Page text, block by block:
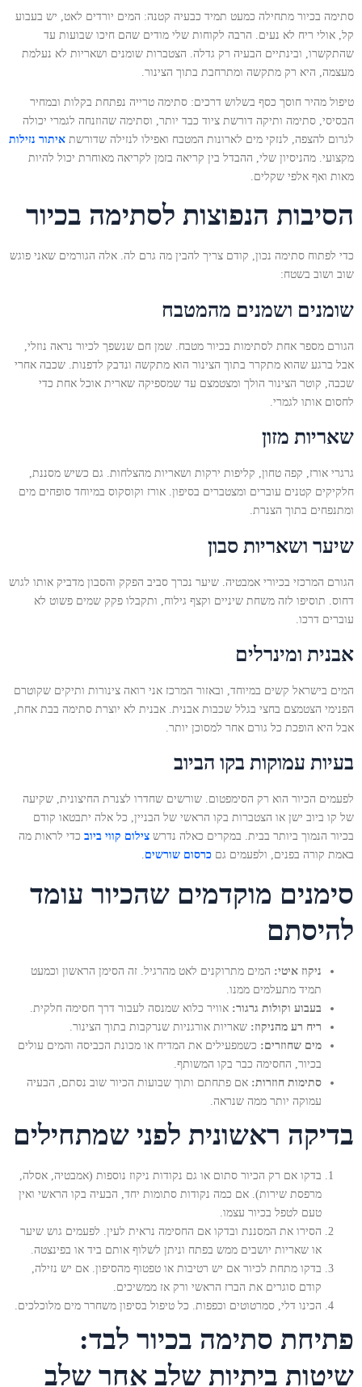
סתימה בכיור מתחילה כמעט תמיד כבעיה קטנה: המים יורדים לאט, יש בעבוע
קל, אולי ריח לא נעים. הרבה לקוחות שלי מודים שהם חיכו שבועות עד
שהתקשרו, ובינתיים הבעיה רק גדלה. הצטברות שומנים ושאריות לא נעלמת
מעצמה, היא רק מתקשה ומתרחבת בתוך הצינור.
טיפול מהיר חוסך כסף בשלוש דרכים: סתימה טרייה נפתחת בקלות ובמחיר
הבסיסי, סתימה ותיקה דורשת ציוד כבד יותר, וסתימה שהוזנחה לגמרי יכולה
לגרום להצפה, לנזקי מים לארונות המטבח ואפילו לנזילה שדורשת איתור נזילות
מקצועי. מהניסיון שלי, ההבדל בין קריאה בזמן לקריאה מאוחרת יכול להיות
מאות ואף אלפי שקלים.
הסיבות הנפוצות לסתימה בכיור
כדי לפתוח סתימה נכון, קודם צריך להבין מה גרם לה. אלה הגורמים שאני פוגש
שוב ושוב בשטח:
שומנים ושמנים מהמטבח
הגורם מספר אחת לסתימות בכיור מטבח. שמן חם שנשפך לכיור נראה נוזלי,
אבל ברגע שהוא מתקרר בתוך הצינור הוא מתקשה ונדבק לדפנות. שכבה אחרי
שכבה, קוטר הצינור הולך ומצטמצם עד שמספיקה שארית אוכל אחת כדי
לחסום אותו לגמרי.
שאריות מזון
גרגרי אורז, קפה טחון, קליפות ירקות ושאריות מהצלחות. גם כשיש מסננת,
חלקיקים קטנים עוברים ומצטברים בסיפון. אורז וקוסקוס במיוחד סופחים מים
ומתנפחים בתוך הצנרת.
שיער ושאריות סבון
הגורם המרכזי בכיורי אמבטיה. שיער נכרך סביב הפקק והסבון מדביק אותו לגוש
דחוס. תוסיפו לזה משחת שיניים וקצף גילוח, ותקבלו פקק שמים פשוט לא
עוברים דרכו.
אבנית ומינרלים
המים בישראל קשים במיוחד, ובאזור המרכז אני רואה צינורות ותיקים שקוטרם
הפנימי הצטמצם בחצי בגלל שכבות אבנית. אבנית לא יוצרת סתימה בבת אחת,
אבל היא הופכת כל גורם אחר למסוכן יותר.
בעיות עמוקות בקו הביוב
לפעמים הכיור הוא רק הסימפטום. שורשים שחדרו לצנרת החיצונית, שקיעה
של קו ביוב ישן או הצטברות בקו הראשי של הבניין, כל אלה יתבטאו קודם
בכיור הנמוך ביותר בבית. במקרים כאלה נדרש צילום קווי ביוב כדי לראות מה
באמת קורה בפנים, ולפעמים גם כרסום שורשים.
סימנים מוקדמים שהכיור עומד
להיסתם
ניקוז איטי: המים מתרוקנים לאט מהרגיל. זה הסימן הראשון וכמעט
תמיד מתעלמים ממנו.
בעבוע וקולות גרגור: אוויר כלוא שמנסה לעבור דרך חסימה חלקית.
ריח רע מהניקוז: שאריות אורגניות שנרקבות בתוך הצינור.
מים שחוזרים: כשמפעילים את המדיח או מכונת הכביסה והמים עולים
בכיור, החסימה כבר בקו המשותף.
סתימות חוזרות: אם פתחתם ותוך שבועות הכיור שוב נסתם, הבעיה
עמוקה יותר ממה שנראה.
בדיקה ראשונית לפני שמתחילים
בדקו אם רק הכיור סתום או גם נקודות ניקוז נוספות (אמבטיה, אסלה,
מרפסת שירות). אם כמה נקודות סתומות יחד, הבעיה בקו הראשי ואין
טעם לטפל בכיור עצמו.
הסירו את המסננת ובדקו אם החסימה נראית לעין. לפעמים גוש שיער
או שאריות יושבים ממש בפתח וניתן לשלוף אותם ביד או בפינצטה.
בדקו מתחת לכיור אם יש רטיבות או טפטוף מהסיפון. אם יש נזילה,
קודם סוגרים את הברז הראשי ורק אז ממשיכים.
הכינו דלי, סמרטוטים וכפפות. כל טיפול בסיפון משחרר מים מלוכלכים.
פתיחת סתימה בכיור לבד:
שיטות ביתיות שלב אחר שלב